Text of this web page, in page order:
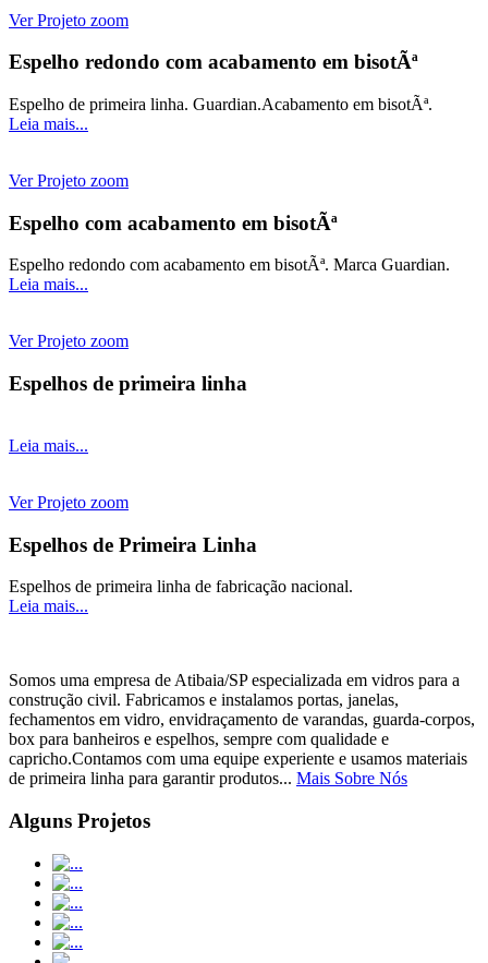
Ver Projeto zoom
Espelho redondo com acabamento em bisotÃª
Espelho de primeira linha. Guardian.Acabamento em bisotÃª.
Leia mais...
Ver Projeto zoom
Espelho com acabamento em bisotÃª
Espelho redondo com acabamento em bisotÃª. Marca Guardian.
Leia mais...
Ver Projeto zoom
Espelhos de primeira linha
Leia mais...
Ver Projeto zoom
Espelhos de Primeira Linha
Espelhos de primeira linha de fabricação nacional.
Leia mais...
Somos uma empresa de Atibaia/SP especializada em vidros para a
construção civil. Fabricamos e instalamos portas, janelas,
fechamentos em vidro, envidraçamento de varandas, guarda-corpos,
box para banheiros e espelhos, sempre com qualidade e
capricho.Contamos com uma equipe experiente e usamos materiais
de primeira linha para garantir produtos... Mais Sobre Nós
Alguns Projetos